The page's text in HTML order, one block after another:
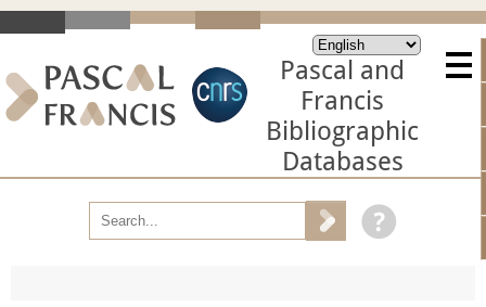
Pascal and
Francis
Bibliographic
Databases